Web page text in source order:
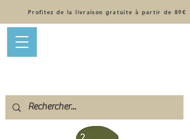
Profitez de la livraison gratuite à partir de 89€